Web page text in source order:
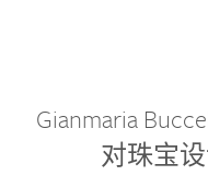
Gianmaria
对珠宝